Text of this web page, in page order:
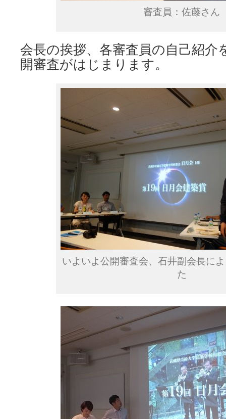
審査員：佐藤さん
会長の挨拶、各審査員の自己紹介
開審査がはじまります。
いよいよ公開審査会、石井副会長に
た